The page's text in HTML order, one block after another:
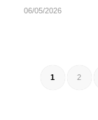
06/05/2026
1 2